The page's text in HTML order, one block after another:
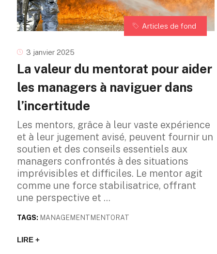
Articles de fond
3 janvier 2025
La valeur du mentorat pour aider
les managers à naviguer dans
l’incertitude
Les mentors, grâce à leur vaste expérience
et à leur jugement avisé, peuvent fournir un
soutien et des conseils essentiels aux
managers confrontés à des situations
imprévisibles et difficiles. Le mentor agit
comme une force stabilisatrice, offrant
une perspective et
TAGS: MANAGEMENTMENTORAT
LIRE +